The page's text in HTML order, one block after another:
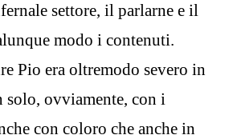
settore, il parlarne e il
modo i contenuti.
Pio era oltremodo severo in
solo, ovviamente, con i
con coloro che anche in